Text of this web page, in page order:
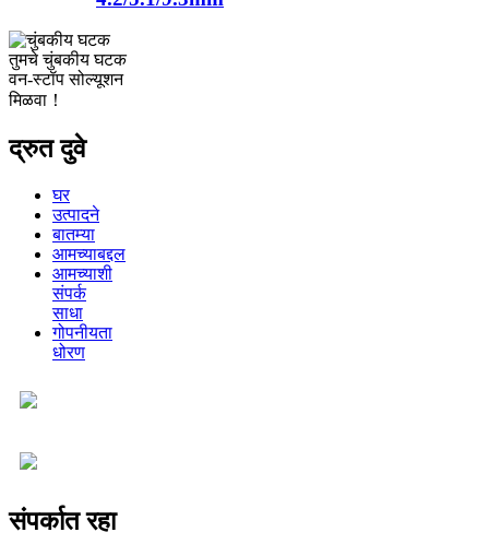
तुमचे चुंबकीय घटक
वन-स्टॉप सोल्यूशन
मिळवा！
द्रुत दुवे
घर
उत्पादने
बातम्या
आमच्याबद्दल
आमच्याशी
संपर्क
साधा
गोपनीयता
धोरण
संपर्कात रहा